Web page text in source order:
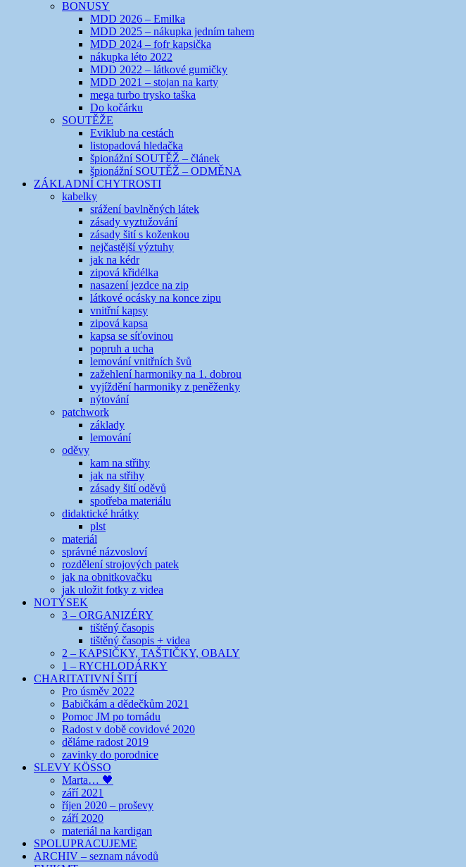
BONUSY
MDD 2026 – Emilka
MDD 2025 – nákupka jedním tahem
MDD 2024 – fofr kapsička
nákupka léto 2022
MDD 2022 – látkové gumičky
MDD 2021 – stojan na karty
mega turbo trysko taška
Do kočárku
SOUTĚŽE
Eviklub na cestách
listopadová hledačka
špionážní SOUTĚŽ – článek
špionážní SOUTĚŽ – ODMĚNA
ZÁKLADNÍ CHYTROSTI
kabelky
srážení bavlněných látek
zásady vyztužování
zásady šití s koženkou
nejčastější výztuhy
jak na kédr
zipová křidélka
nasazení jezdce na zip
látkové ocásky na konce zipu
vnitřní kapsy
zipová kapsa
kapsa se síťovinou
popruh a ucha
lemování vnitřních švů
zažehlení harmoniky na 1. dobrou
vyjíždění harmoniky z peněženky
nýtování
patchwork
základy
lemování
oděvy
kam na střihy
jak na střihy
zásady šití oděvů
spotřeba materiálu
didaktické hrátky
plst
materiál
správné názvosloví
rozdělení strojových patek
jak na obnitkovačku
jak uložit fotky z videa
NOTÝSEK
3 – ORGANIZÉRY
tištěný časopis
tištěný časopis + videa
2 – KAPSIČKY, TAŠTIČKY, OBALY
1 – RYCHLODÁRKY
CHARITATIVNÍ ŠITÍ
Pro úsměv 2022
Babičkám a dědečkům 2021
Pomoc JM po tornádu
Radost v době covidové 2020
děláme radost 2019
zavinky do porodnice
SLEVY KÖSSO
Marta… 🖤
září 2021
říjen 2020 – proševy
září 2020
materiál na kardigan
SPOLUPRACUJEME
ARCHIV – seznam návodů